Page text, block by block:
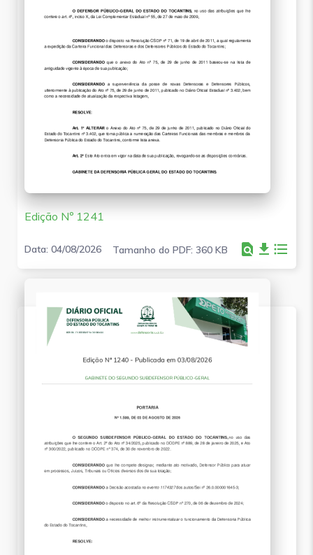
Edição Nº 1241
Data: 04/08/2026 Tamanho do PDF: 360 KB find_in_page file_download format_list_bulleted